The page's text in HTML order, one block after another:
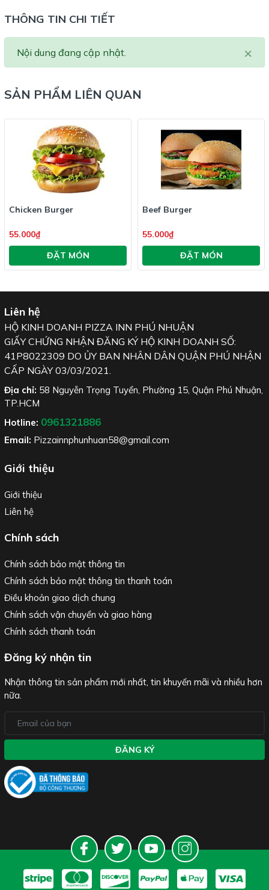
THÔNG TIN CHI TIẾT
×
Nội dung đang cập nhật.
SẢN PHẨM LIÊN QUAN
Chicken Burger
55.000₫
ĐẶT MÓN
Beef Burger
55.000₫
ĐẶT MÓN
Liên hệ
HỘ KINH DOANH PIZZA INN PHÚ NHUẬN
GIẤY CHỨNG NHẬN ĐĂNG KÝ HỘ KINH DOANH SỐ:
41P8022309 DO ỦY BAN NHÂN DÂN QUẬN PHÚ NHẬN
CẤP NGÀY 03/03/2021.
Địa chỉ: 58 Nguyễn Trọng Tuyển, Phường 15, Quận Phú Nhuận,
TP.HCM
Hotline: 0961321886
Email: Pizzainnphunhuan58@gmail.com
Giới thiệu
Giới thiệu
Liên hệ
Chính sách
Chính sách bảo mật thông tin
Chính sách bảo mật thông tin thanh toán
Điều khoản giao dịch chung
Chính sách vận chuyển và giao hàng
Chính sách thanh toán
Đăng ký nhận tin
Nhận thông tin sản phẩm mới nhất, tin khuyến mãi và nhiều hơn
nữa.
ĐĂNG KÝ